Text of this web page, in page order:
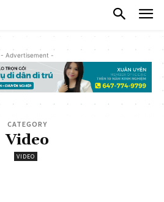
- Advertisement -
CATEGORY
Video
VIDEO